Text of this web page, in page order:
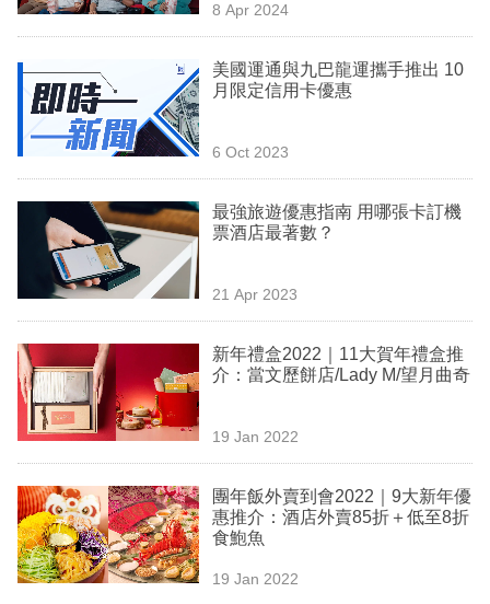
生
時
事
欄
閱
區
8 Apr 2024
美國運通與九巴龍運攜手推出 10
月限定信用卡優惠
6 Oct 2023
最強旅遊優惠指南 用哪張卡訂機
票酒店最著數？
21 Apr 2023
新年禮盒2022｜11大賀年禮盒推
介：當文歷餅店/Lady M/望月曲奇
19 Jan 2022
團年飯外賣到會2022｜9大新年優
惠推介：酒店外賣85折＋低至8折
食鮑魚
19 Jan 2022